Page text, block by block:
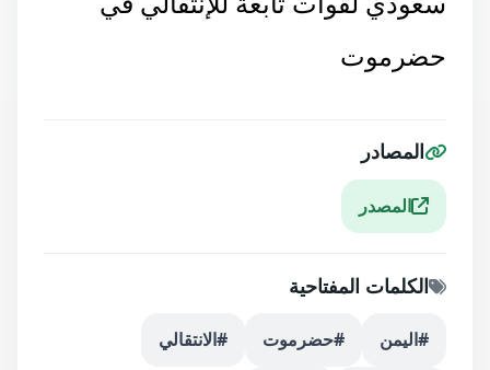
حضرموت
المصادر
المصدر
الكلمات المفتاحية
#اليمن #حضرموت #الانتقالي